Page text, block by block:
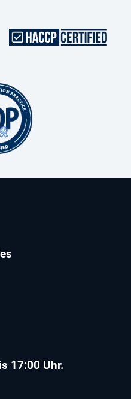
17:00 Uhr.